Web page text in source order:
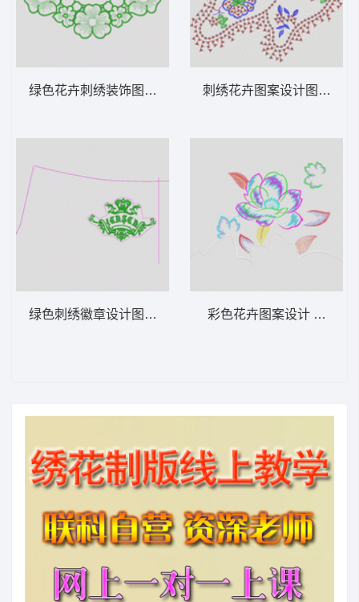
绿色花卉刺绣装饰图案 衣领
绿色刺绣徽章设计图 王冠
刺绣花卉图案设计图 亮片
彩色花卉图案设计 家纺大